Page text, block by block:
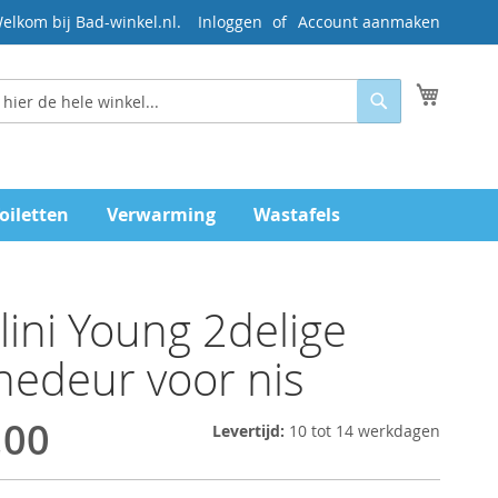
bij Bad-winkel.nl. Inloggen Account aanmaken
Zoeken
Verwarming Wastafels
Young 2delige
voor nis
Levertijd: 10 tot 14 werkdagen